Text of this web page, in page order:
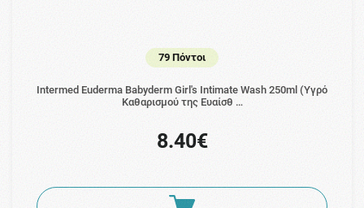
79 Πόντοι
Intermed Euderma Babyderm Girl's Intimate Wash 250ml (Υγρό
Καθαρισμού της Ευαίσθ …
8.40€